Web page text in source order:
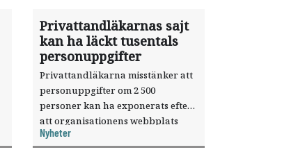
Privattandläkarnas sajt
kan ha läckt tusentals
personuppgifter
Privattandläkarna misstänker att
personuppgifter om 2 500
personer kan ha exponerats efter
att organisationens webbplats
utnyttjats genom en sårbarhet i ett
publiceringsverktyg.
Nyheter